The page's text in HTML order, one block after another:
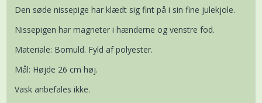
Den søde nissepige har klædt sig fint på i sin fine julekjole.
Nissepigen har magneter i hænderne og venstre fod.
Materiale: Bomuld. Fyld af polyester.
Mål: Højde 26 cm høj.
Vask anbefales ikke.